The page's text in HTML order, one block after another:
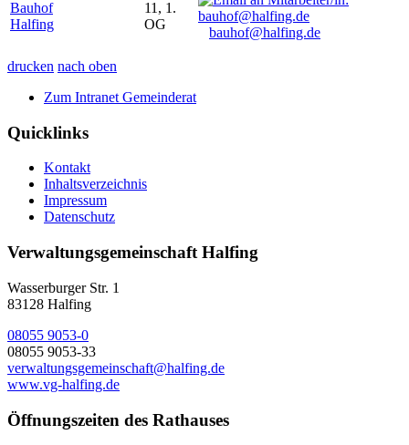
Bauhof
Halfing
11, 1.
OG
bauhof@halfing.de
drucken nach oben
Zum Intranet Gemeinderat
Quicklinks
Kontakt
Inhaltsverzeichnis
Impressum
Datenschutz
Verwaltungsgemeinschaft Halfing
Wasserburger Str. 1
83128 Halfing
08055 9053-0
08055 9053-33
verwaltungsgemeinschaft@halfing.de
www.vg-halfing.de
Öffnungszeiten des Rathauses